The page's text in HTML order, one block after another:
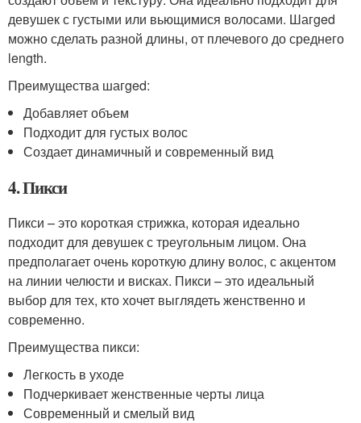
девушек с густыми или вьющимися волосами. Шагged
можно сделать разной длины, от плечевого до среднего
length.
Преимущества шагged:
Добавляет объем
Подходит для густых волос
Создает динамичный и современный вид
4. Пикси
Пикси – это короткая стрижка, которая идеально
подходит для девушек с треугольным лицом. Она
предполагает очень короткую длину волос, с акцентом
на линии челюсти и висках. Пикси – это идеальный
выбор для тех, кто хочет выглядеть женственно и
современно.
Преимущества пикси:
Легкость в уходе
Подчеркивает женственные черты лица
Современный и смелый вид